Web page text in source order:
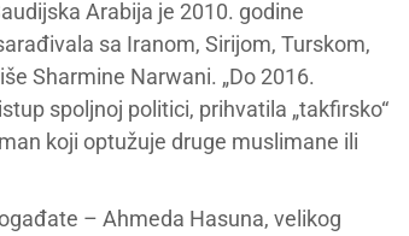
Arabija je 2010. godine
sa Iranom, Sirijom, Turskom,
Sharmine Narwani. „Do 2016.
spoljnoj politici, prihvatila „takfirsko“
koji optužuje druge muslimane ili
– Ahmeda Hasuna, velikog